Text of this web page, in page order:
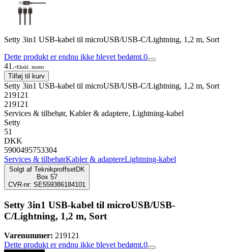
Setty 3in1 USB-kabel til microUSB/USB-C/Lightning, 1,2 m, Sort
Dette produkt er endnu ikke blevet bedømt.0
41.-Ekskl. moms
Tilføj til kurv
Setty 3in1 USB-kabel til microUSB/USB-C/Lightning, 1,2 m, Sort
219121
219121
Services & tilbehør, Kabler & adaptere, Lightning-kabel
Setty
51
DKK
5900495753304
Services & tilbehørKabler & adaptereLightning-kabel
Solgt af TeknikproffsetDK
Box 57
CVR-nr: SE559386184101
Setty 3in1 USB-kabel til microUSB/USB-
C/Lightning, 1,2 m, Sort
Varenummer: 219121
Dette produkt er endnu ikke blevet bedømt.0